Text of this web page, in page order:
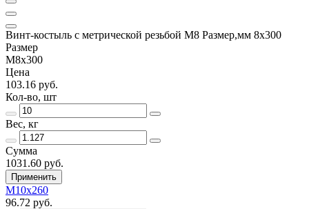
Винт-костыль с метрической резьбой М8 Размер,мм 8х300
Размер
М8х300
Цена
103.16 руб.
Кол-во, шт
Вес, кг
Сумма
1031.60 руб.
Применить
М10х260
96.72 руб.